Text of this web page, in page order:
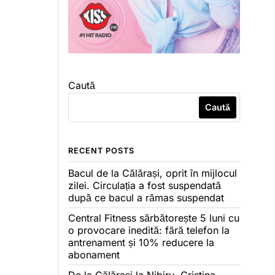
Caută
Caută
RECENT POSTS
Bacul de la Călărași, oprit în mijlocul
zilei. Circulația a fost suspendată
după ce bacul a rămas suspendat
Central Fitness sărbătorește 5 luni cu
o provocare inedită: fără telefon la
antrenament și 10% reducere la
abonament